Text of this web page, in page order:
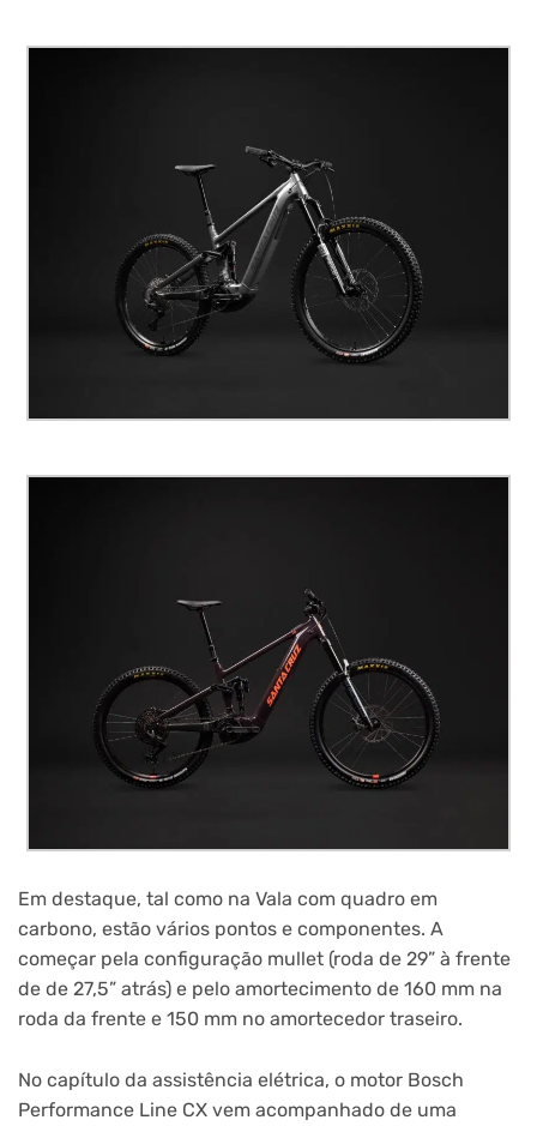
Em destaque, tal como na Vala com quadro em
carbono, estão vários pontos e componentes. A
começar pela configuração mullet (roda de 29” à frente
de de 27,5” atrás) e pelo amortecimento de 160 mm na
roda da frente e 150 mm no amortecedor traseiro.
No capítulo da assistência elétrica, o motor Bosch
Performance Line CX vem acompanhado de uma